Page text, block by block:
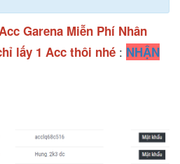
Garena Miễn Phí Nhân
lấy 1 Acc thôi nhé : NHẬN